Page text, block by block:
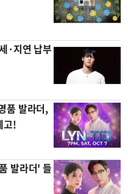
·지연 납부
품 발라더,
고!
발라더' 들